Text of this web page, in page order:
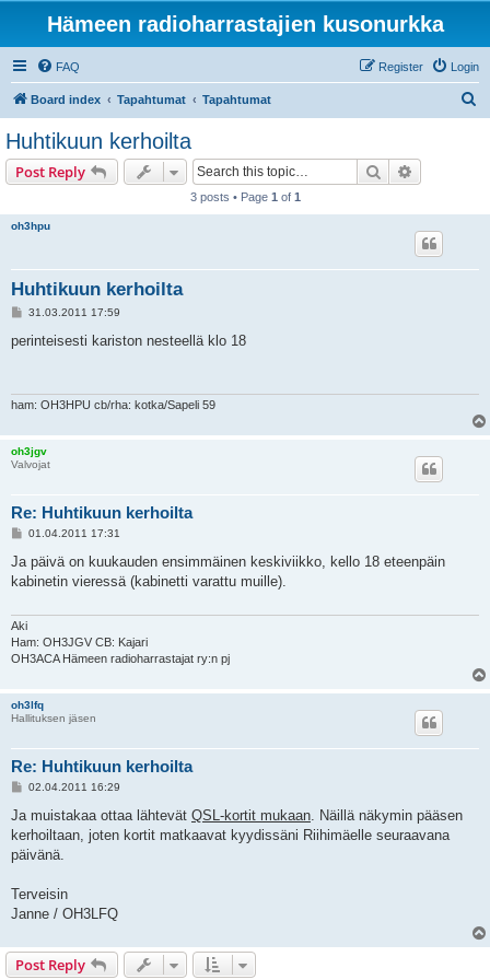
Hämeen radioharrastajien kusonurkka
FAQ Login
Register
Board index Tapahtumat Tapahtumat
Huhtikuun kerhoilta
Post Reply Search
3 posts • Page 1 of 1
oh3hpu
Huhtikuun kerhoilta
P
s
31.03.2011 17:59
perinteisesti kariston nesteellä klo 18
ham: OH3HPU cb/rha: kotka/Sapeli 59
oh3jgv
Valvojat
Re: Huhtikuun kerhoilta
P
s
01.04.2011 17:31
Ja päivä on kuukauden ensimmäinen keskiviikko, kello 18 eteenpäin
kabinetin vieressä (kabinetti varattu muille).
Aki
Ham: OH3JGV CB: Kajari
OH3ACA Hämeen radioharrastajat ry:n pj
oh3lfq
Hallituksen jäsen
Re: Huhtikuun kerhoilta
P
s
02.04.2011 16:29
Ja muistakaa ottaa lähtevät QSL-kortit mukaan. Näillä näkymin pääsen
kerhoiltaan, joten kortit matkaavat kyydissäni Riihimäelle seuraavana
päivänä.
Terveisin
Janne / OH3LFQ
Post Reply